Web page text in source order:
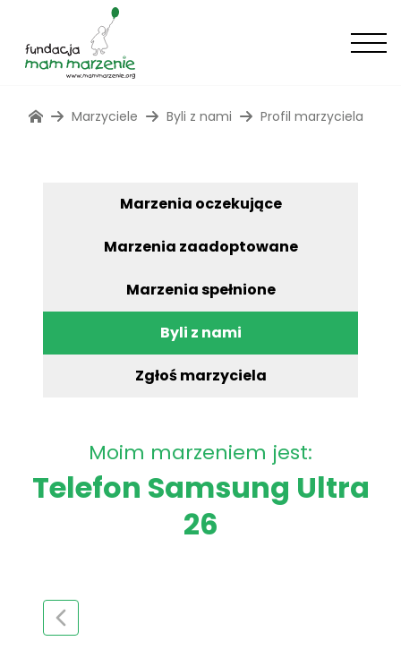
Marzyciele Byli z nami Profil marzyciela
Marzenia oczekujące
Marzenia zaadoptowane
Marzenia spełnione
Byli z nami
Zgłoś marzyciela
Moim marzeniem jest:
Telefon Samsung Ultra
26